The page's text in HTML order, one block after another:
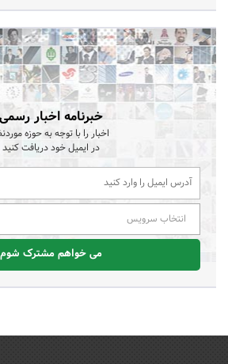
خبرنامه اخبار رسمی
اخبار را با توجه به حوزه
در ایمیل خود دریافت کنید
انتخاب سرویس
می خواهم مشترک شوم